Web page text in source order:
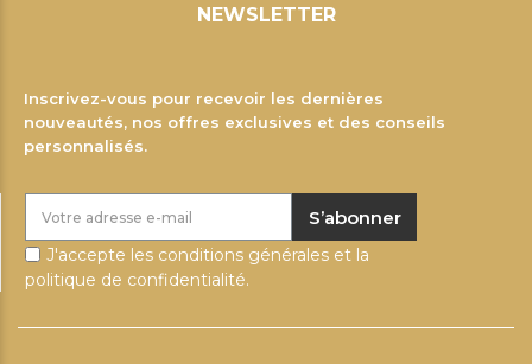
NEWSLETTER
Inscrivez-vous pour recevoir les dernières
nouveautés, nos offres exclusives et des conseils
personnalisés.
S’abonner
J'accepte les conditions générales et la
politique de confidentialité.